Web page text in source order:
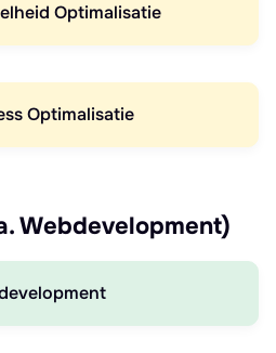
Optimalisatie
Optimalisatie
Webdevelopment)